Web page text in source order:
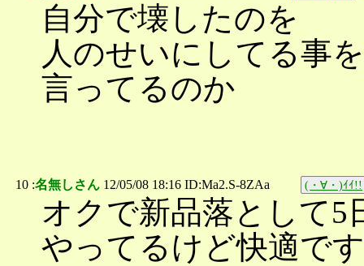
自分で壊したのを
人のせいにしてる事を
言ってるのか
10 :名無しさん 12/05/08 18:16 ID:Ma2.S-8ZAa (・∀・)ｲｲ!!
オクで新品落として5
やってるけど快適です